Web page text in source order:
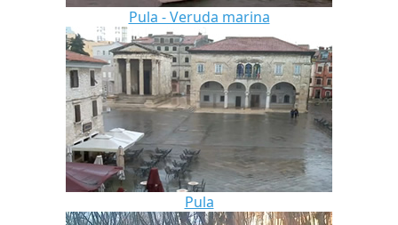
Pula - Veruda marina
Pula